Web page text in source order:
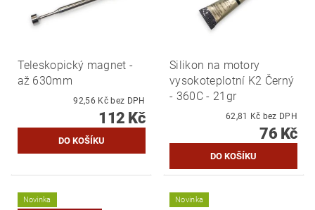
Teleskopický magnet -
až 630mm
92,56 Kč bez DPH
112 Kč
Silikon na motory
vysokoteplotní K2 Černý
- 360C - 21gr
62,81 Kč bez DPH
76 Kč
Novinka
Novinka